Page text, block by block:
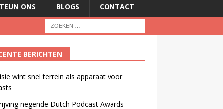
ONS BLOGS CONTACT
BERICHTEN
wint snel terrein als apparaat voor
negende Dutch Podcast Awards